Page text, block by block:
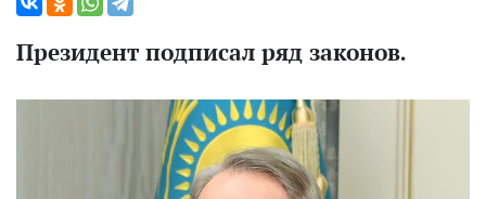
Президент подписал ряд законов.